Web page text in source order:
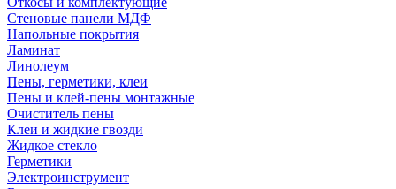
Стеновые панели МДФ
Напольные покрытия
Ламинат
Линолеум
Пены, герметики, клеи
Пены и клей-пены монтажные
Очиститель пены
Клеи и жидкие гвозди
Жидкое стекло
Герметики
Электроинструмент